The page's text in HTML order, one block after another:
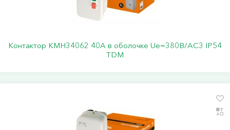
Контактор КМН34062 40А в оболочке Ue=380В/АC3 IP54
TDM